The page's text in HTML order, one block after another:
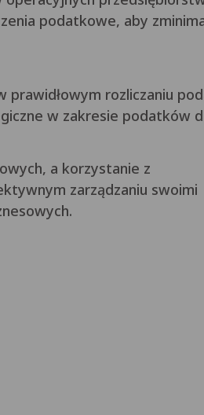
podatkowe, aby
prawidłowym rozliczaniu
w zakresie podatków
a korzystanie z
zarządzaniu swoimi